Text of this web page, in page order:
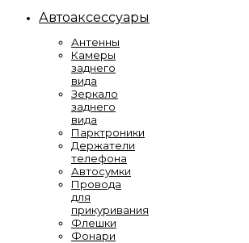
Автоаксессуары
Антенны
Камеры
заднего
вида
Зеркало
заднего
вида
Парктроники
Держатели
телефона
Автосумки
Провода
для
прикуривания
Флешки
Фонари